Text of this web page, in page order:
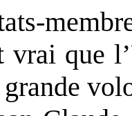
vrai que